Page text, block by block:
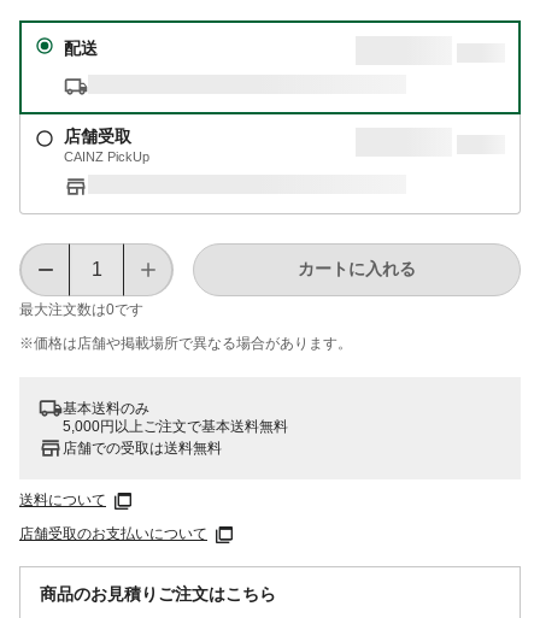
配送
店舗受取
CAINZ PickUp
最大注文数は0です
カートに入れる
※価格は​店舗や​掲載場所で​異なる​場合が​あります。
基本送料のみ
5,000円以上ご注文で基本送料無料
店舗での受取は送料無料
送料について
店舗受取のお支払いについて
商品のお見積りご注文はこちら